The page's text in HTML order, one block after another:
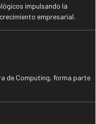
impulsando la
empresarial.
de Computing, forma parte